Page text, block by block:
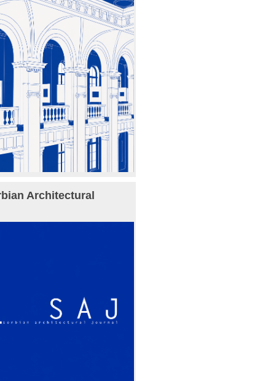
Architectural